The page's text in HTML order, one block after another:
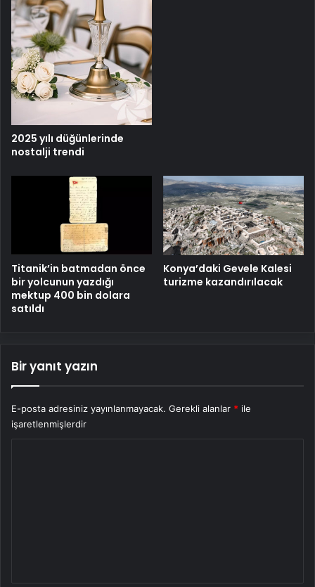
2025 yılı düğünlerinde
nostalji trendi
Titanik’in batmadan önce
bir yolcunun yazdığı
mektup 400 bin dolara
satıldı
Konya’daki Gevele Kalesi
turizme kazandırılacak
Bir yanıt yazın
E-posta adresiniz yayınlanmayacak. Gerekli alanlar * ile
işaretlenmişlerdir